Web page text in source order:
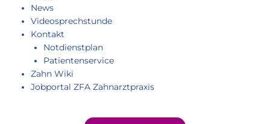
News
Videosprechstunde
Kontakt
Notdienstplan
Patientenservice
Zahn Wiki
Jobportal ZFA Zahnarztpraxis